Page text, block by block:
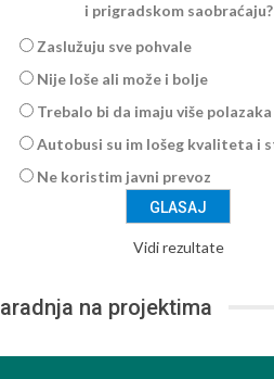
i prigradskom saobraćaju?
Zaslužuju sve pohvale
Nije loše ali može i bolje
Trebalo bi da imaju više polazaka
Autobusi su im lošeg kvaliteta i
Ne koristim javni prevoz
Vidi rezultate
na projektima